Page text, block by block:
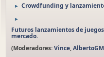
► Crowdfunding y
►
Futuros lanzamientos de
mercado.
(Moderadores:Vince,AlbertoGM